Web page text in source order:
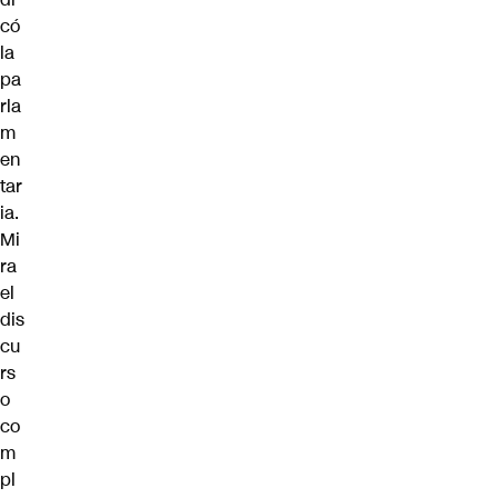
có
la
pa
rla
m
en
tar
ia.
Mi
ra
el
dis
cu
rs
o
co
m
pl